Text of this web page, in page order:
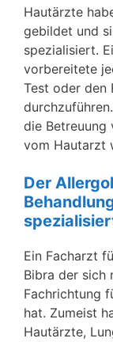
Hautärzte
gebildet und
spezialisiert.
vorbereitete
Test oder den
die Betreuung
vom Hautarzt
Der
Ein Facharzt
Bibra der sich
Fachrichtung
hat. Zumeist
Hautärzte,